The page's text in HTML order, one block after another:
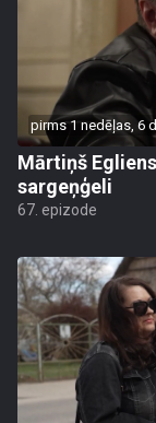
pirms 1 nedēļas, 6
Mārtiņš
sargeņģeli
67. epizode